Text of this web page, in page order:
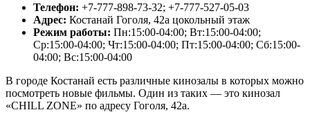
Телефон: +7-777-898-73-32; +7-777-527-05-03
Адрес: Костанай Гоголя, 42а цокольный этаж
Режим работы: Пн:15:00-04:00; Вт:15:00-04:00;
Ср:15:00-04:00; Чт:15:00-04:00; Пт:15:00-04:00; Сб:15:00-
04:00; Вс:15:00-04:00
В городе Костанай есть различные кинозалы в которых можно
посмотреть новые фильмы. Один из таких — это кинозал
«CHILL ZONE» по адресу Гоголя, 42а.